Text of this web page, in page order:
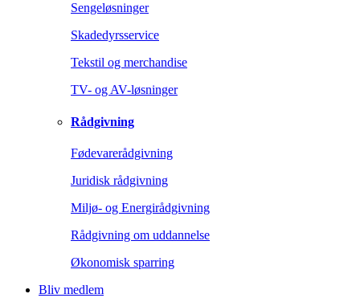
Sengeløsninger
Skadedyrsservice
Tekstil og merchandise
TV- og AV-løsninger
Rådgivning
Fødevarerådgivning
Juridisk rådgivning
Miljø- og Energirådgivning
Rådgivning om uddannelse
Økonomisk sparring
Bliv medlem